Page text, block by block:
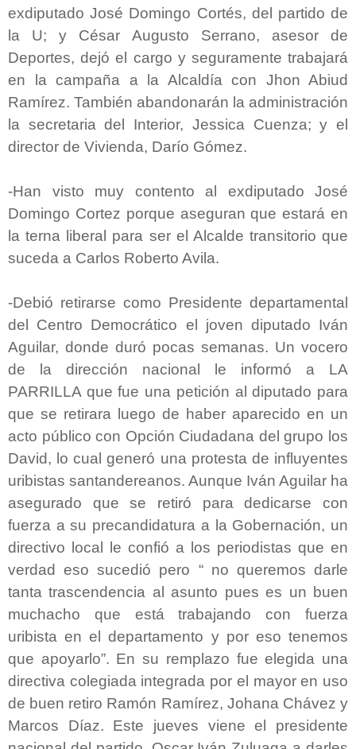
exdiputado José Domingo Cortés, del partido de
la U; y César Augusto Serrano, asesor de
Deportes, dejó el cargo y seguramente trabajará
en la campaña a la Alcaldía con Jhon Abiud
Ramírez. También abandonarán la administración
la secretaria del Interior, Jessica Cuenza; y el
director de Vivienda, Darío Gómez.
-Han visto muy contento al exdiputado José
Domingo Cortez porque aseguran que estará en
la terna liberal para ser el Alcalde transitorio que
suceda a Carlos Roberto Avila.
-Debió retirarse como Presidente departamental
del Centro Democrático el joven diputado Iván
Aguilar, donde duró pocas semanas. Un vocero
de la dirección nacional le informó a LA
PARRILLA que fue una petición al diputado para
que se retirara luego de haber aparecido en un
acto público con Opción Ciudadana del grupo los
David, lo cual generó una protesta de influyentes
uribistas santandereanos. Aunque Iván Aguilar ha
asegurado que se retiró para dedicarse con
fuerza a su precandidatura a la Gobernación, un
directivo local le confió a los periodistas que en
verdad eso sucedió pero “ no queremos darle
tanta trascendencia al asunto pues es un buen
muchacho que está trabajando con fuerza
uribista en el departamento y por eso tenemos
que apoyarlo”. En su remplazo fue elegida una
directiva colegiada integrada por el mayor en uso
de buen retiro Ramón Ramírez, Johana Chávez y
Marcos Díaz. Este jueves viene el presidente